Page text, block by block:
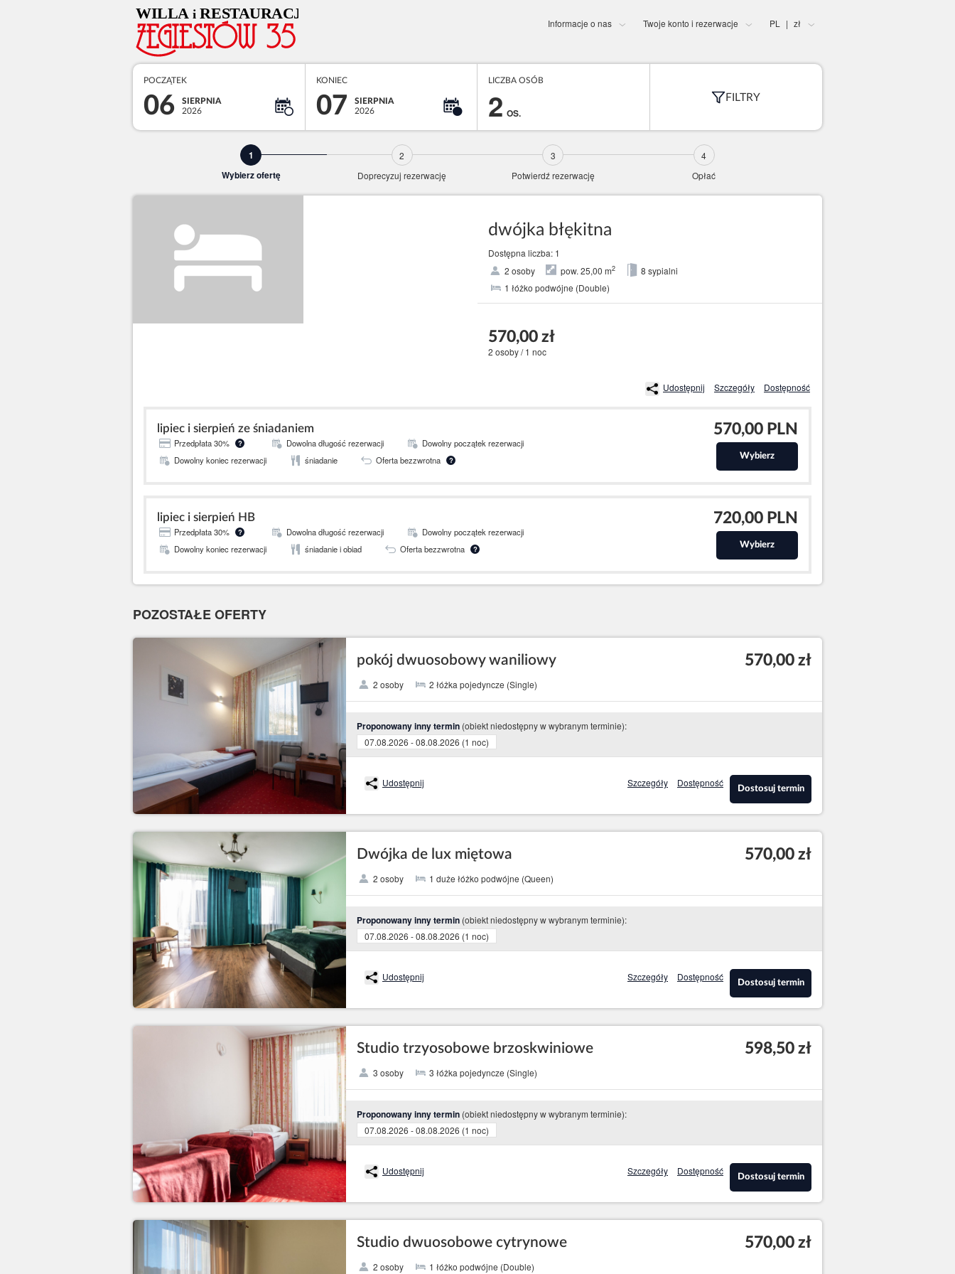
Informacje o nas Twoje konto i rezerwacje PL | zł
POCZĄTEK
06
SIERPNIA
2026
KONIEC
07
SIERPNIA
2026
LICZBA OSÓB
2 OS.
FILTRY
Wybierz ofertę Doprecyzuj rezerwację Potwierdź rezerwację Opłać
dwójka błękitna
Dostępna liczba: 1
2 osoby
pow. 25,00 m2
8 sypialni
1 łóżko podwójne (Double)
570,00 zł
2 osoby / 1 noc
Udostępnij Szczegóły Dostępność
lipiec i sierpień ze śniadaniem
Przedpłata 30% ? Dowolna długość rezerwacji
Dowolny początek rezerwacji
Dowolny koniec rezerwacji
śniadanie Oferta bezzwrotna ?
570,00 PLN
Wybierz
lipiec i sierpień HB
Przedpłata 30% ? Dowolna długość rezerwacji
Dowolny początek rezerwacji
Dowolny koniec rezerwacji
śniadanie i obiad Oferta bezzwrotna ?
720,00 PLN
Wybierz
POZOSTAŁE OFERTY
pokój dwuosobowy waniliowy
2 osoby 2 łóżka pojedyncze (Single)
570,00 zł
Proponowany inny termin (obiekt niedostępny w wybranym terminie):
07.08.2026 - 08.08.2026 (1 noc)
Udostępnij Szczegóły Dostępność
Dostosuj termin
Dwójka de lux miętowa
2 osoby 1 duże łóżko podwójne (Queen)
570,00 zł
Proponowany inny termin (obiekt niedostępny w wybranym terminie):
07.08.2026 - 08.08.2026 (1 noc)
Udostępnij Szczegóły Dostępność
Dostosuj termin
Studio trzyosobowe brzoskwiniowe
3 osoby 3 łóżka pojedyncze (Single)
598,50 zł
Proponowany inny termin (obiekt niedostępny w wybranym terminie):
07.08.2026 - 08.08.2026 (1 noc)
Udostępnij Szczegóły Dostępność
Dostosuj termin
Studio dwuosobowe cytrynowe
2 osoby 1 łóżko podwójne (Double)
570,00 zł